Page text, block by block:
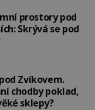
prostory pod
Skrývá se pod
Zvíkovem.
chodby poklad,
sklepy?